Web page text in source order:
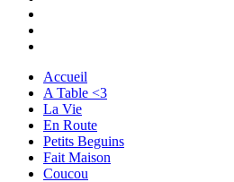
Accueil
A Table <3
La Vie
En Route
Petits Beguins
Fait Maison
Coucou